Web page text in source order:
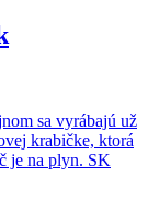
sa vyrábajú už
krabičke, ktorá
je na plyn. SK